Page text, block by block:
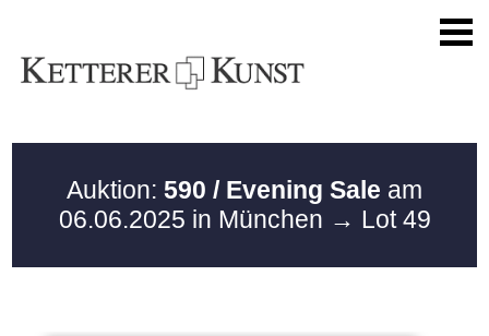
Auktion: 590 / Evening Sale am
06.06.2025 in München → Lot 49